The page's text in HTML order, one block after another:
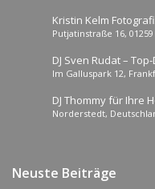
Kristin Kelm
DRESDEN/BERLIN/
Putjatinstraße 16,
DJ Sven Rudat –
Im Galluspark 12,
DJ Thommy für Ihre
Norderstedt,
Neuste Beiträge